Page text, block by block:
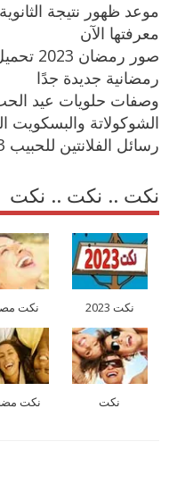
معرفتها الآن
صور
رمضانية جديدة جدًا
وصفات حلويات عيد
الشوكولاتة
رسائل الفلانتين للحبيب 2023 تهاني عيد حب سعيد للعشاق
نكت .. نكت .. نكت
نكت 2023 نكت
نكت نكت